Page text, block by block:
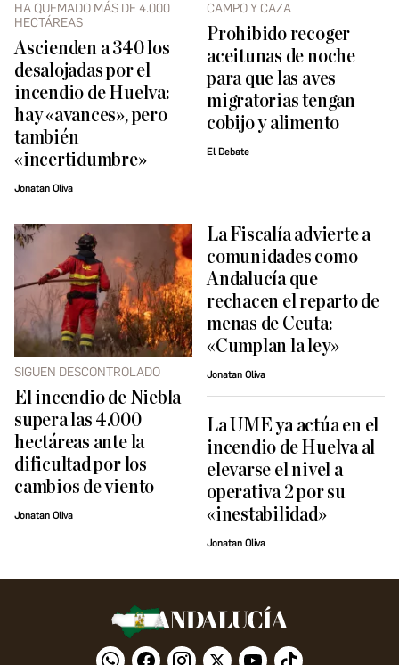
HA QUEMADO MÁS DE 4.000
HECTÁREAS
Ascienden a 340 los
desalojadas por el
incendio de Huelva:
hay «avances», pero
también
«incertidumbre»
Jonatan Oliva
CAMPO Y CAZA
Prohibido recoger
aceitunas de noche
para que las aves
migratorias tengan
cobijo y alimento
El Debate
SIGUEN DESCONTROLADO
El incendio de Niebla
supera las 4.000
hectáreas ante la
dificultad por los
cambios de viento
Jonatan Oliva
La Fiscalía advierte a
comunidades como
Andalucía que
rechacen el reparto de
menas de Ceuta:
«Cumplan la ley»
Jonatan Oliva
La UME ya actúa en el
incendio de Huelva al
elevarse el nivel a
operativa 2 por su
«inestabilidad»
Jonatan Oliva